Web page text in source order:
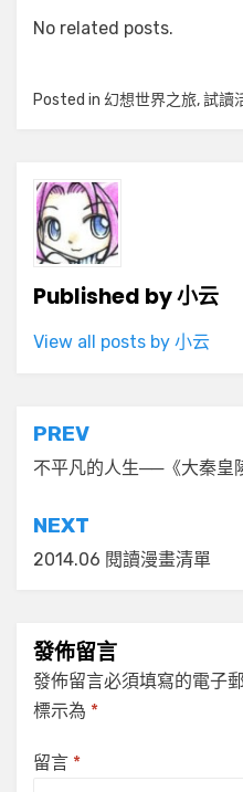
No related posts.
Posted in 幻想世界之旅,試讀
Published by小云
View all posts by 小云
文
章
導
覽
PREV
不平凡的人生──《大秦皇
NEXT
2014.06 閱讀漫畫清單
發佈留言
發佈留言必須填寫的電子
標示為 *
留言 *